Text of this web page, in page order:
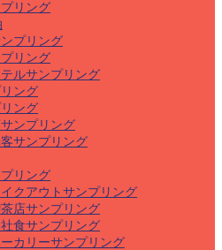
リング
プリング
リング
ルサンプリング
ング
ング
ンプリング
サンプリング
リング
クアウトサンプリング
店サンプリング
食サンプリング
カリーサンプリング